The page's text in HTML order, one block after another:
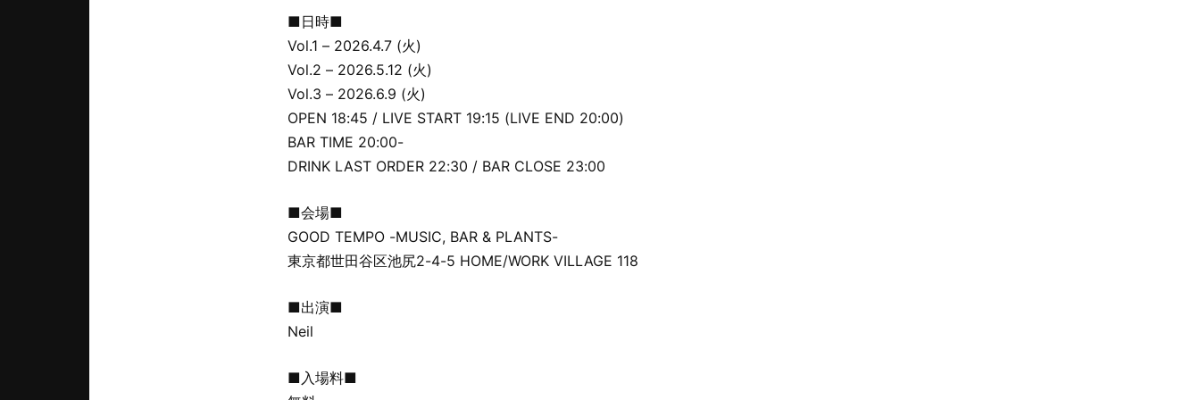
■日時■
Vol.1 – 2026.4.7 (火)
Vol.2 – 2026.5.12 (火)
Vol.3 – 2026.6.9 (火)
OPEN 18:45 / LIVE START 19:15 (LIVE END 20:00)
BAR TIME 20:00-
DRINK LAST ORDER 22:30 / BAR CLOSE 23:00
■会場■
GOOD TEMPO -MUSIC, BAR & PLANTS-
東京都世田谷区池尻2-4-5 HOME/WORK VILLAGE 118
■出演■
Neil
■入場料■